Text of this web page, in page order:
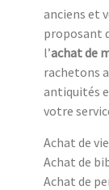
anciens et
proposant
l’achat de
rachetons
antiquités
votre
Achat de
Achat de
Achat de